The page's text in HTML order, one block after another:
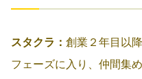
スタクラ： 創業２年目以
フェーズに入り、仲間集